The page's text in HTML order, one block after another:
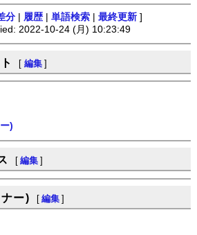
分 履歴 単語検索 最終更新 ]
2022-10-24 (月) 10:23:49
[ 編集 ]
)
[ 編集 ]
ー) [ 編集 ]